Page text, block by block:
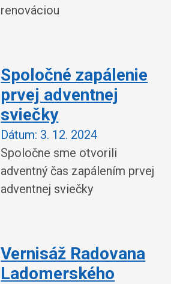
renováciou
Spoločné zapálenie
prvej adventnej
sviečky
Dátum: 3. 12. 2024
Spoločne sme otvorili
adventný čas zapálením prvej
adventnej sviečky
Vernisáž Radovana
Ladomerského